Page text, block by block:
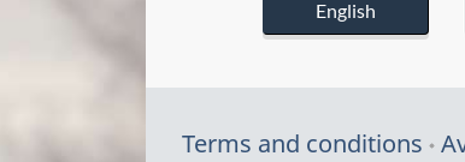
English
Terms and conditions